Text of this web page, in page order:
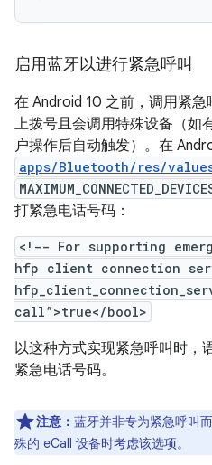
启用蓝牙以进行紧急呼叫
在 Android 10 之前，调用紧
上拨号且会调用特殊设备（如
户操作后自动触发）。在
apps/Bluetooth/res/
打紧急电话号码：
<!-- For supporting
hfp client connection
call”>true</bool>
以这种方式实现紧急呼叫时，
紧急电话号码。
注意： 蓝牙并非专为紧急呼叫
殊的 eCall 设备时考虑该选项。